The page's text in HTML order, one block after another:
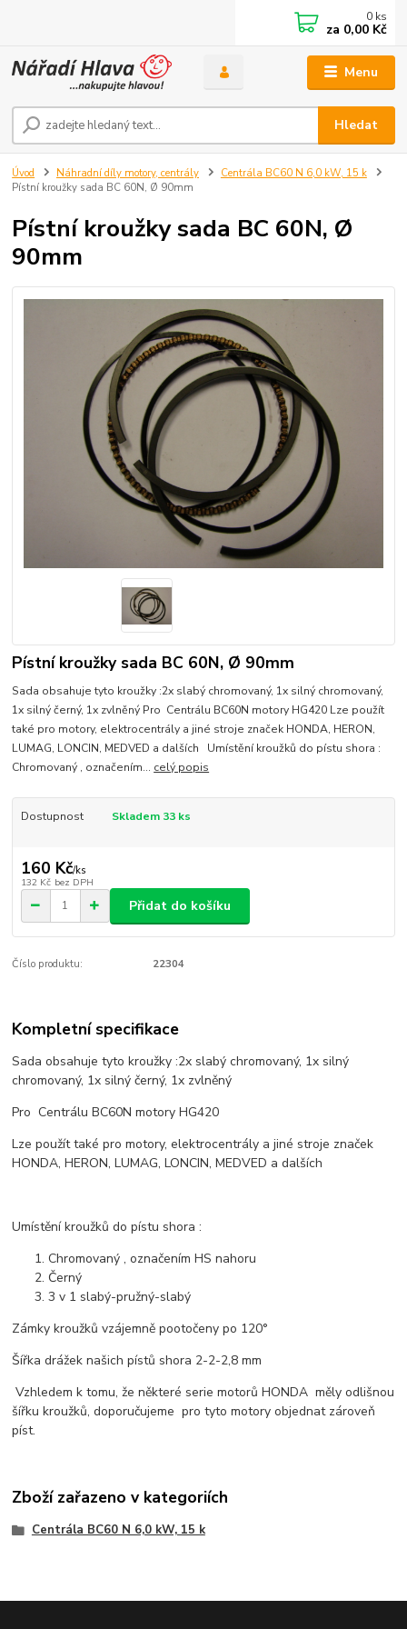
Menu
Hledat
0 ks
za 0,00 Kč
Úvod Náhradní díly motory, centrály
Centrála BC60 N 6,0 kW, 15 k
Pístní kroužky sada BC 60N, Ø 90mm
Pístní kroužky sada BC 60N, Ø
90mm
Pístní kroužky sada BC 60N, Ø 90mm
Sada obsahuje tyto kroužky :2x slabý chromovaný, 1x silný chromovaný,
1x silný černý, 1x zvlněný Pro Centrálu BC60N motory HG420 Lze použít
také pro motory, elektrocentrály a jiné stroje značek HONDA, HERON,
LUMAG, LONCIN, MEDVED a dalších Umístění kroužků do pístu shora :
Chromovaný , označením... celý popis
Dostupnost Skladem 33 ks
160 Kč/ks
132 Kč bez DPH
Přidat do košíku
Číslo produktu: 22304
Kompletní specifikace
Sada obsahuje tyto kroužky :2x slabý chromovaný, 1x silný
chromovaný, 1x silný černý, 1x zvlněný
Pro Centrálu BC60N motory HG420
Lze použít také pro motory, elektrocentrály a jiné stroje značek
HONDA, HERON, LUMAG, LONCIN, MEDVED a dalších
Umístění kroužků do pístu shora :
Chromovaný , označením HS nahoru
Černý
3 v 1 slabý-pružný-slabý
Zámky kroužků vzájemně pootočeny po 120°
Šířka drážek našich pístů shora 2-2-2,8 mm
Vzhledem k tomu, že některé serie motorů HONDA měly odlišnou
šířku kroužků, doporučujeme pro tyto motory objednat zároveň
píst.
Zboží zařazeno v kategoriích
Centrála BC60 N 6,0 kW, 15 k